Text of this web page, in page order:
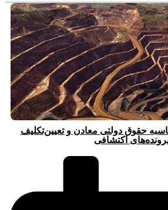
حقوق دولتی معادن و تعیین‌تکلیف
اکتشافی